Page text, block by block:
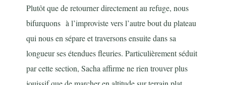
Plutôt que de retourner directement au refuge, nous
bifurquons à l’improviste vers l’autre bout du plateau
qui nous en sépare et traversons ensuite dans sa
longueur ses étendues fleuries. Particulièrement séduit
par cette section, Sacha affirme ne rien trouver plus